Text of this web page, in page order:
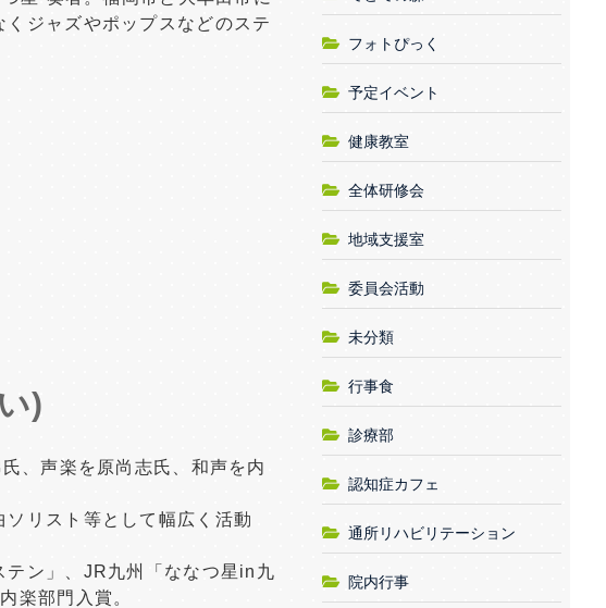
ジャズやポップスなどのステ
)
、声楽を原尚志氏、和声を内
リスト等として幅広く活動
テン」、JR九州「ななつ星in九
楽部門入賞。
フォトぴっく
予定イベント
健康教室
全体研修会
地域支援室
委員会活動
未分類
行事食
診療部
認知症カフェ
通所リハビリテーション
院内行事